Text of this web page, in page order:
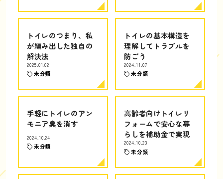
トイレのつまり、私
が編み出した独自の
解決法
2025.01.02
未分類
トイレの基本構造を
理解してトラブルを
防ごう
2024.11.07
未分類
手軽にトイレのアン
モニア臭を消す
2024.10.24
未分類
高齢者向けトイレリ
フォームで安心な暮
らしを補助金で実現
2024.10.23
未分類